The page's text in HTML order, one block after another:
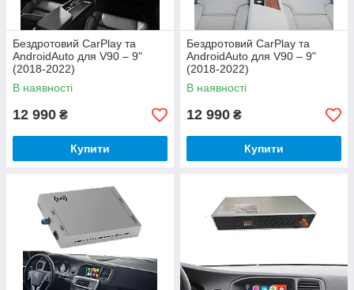
Бездротовий CarPlay та
AndroidAuto для V90 – 9"
(2018-2022)
В наявності
12 990 ₴
Купити
Бездротовий CarPlay та
AndroidAuto для V90 – 9"
(2018-2022)
В наявності
12 990 ₴
Купити